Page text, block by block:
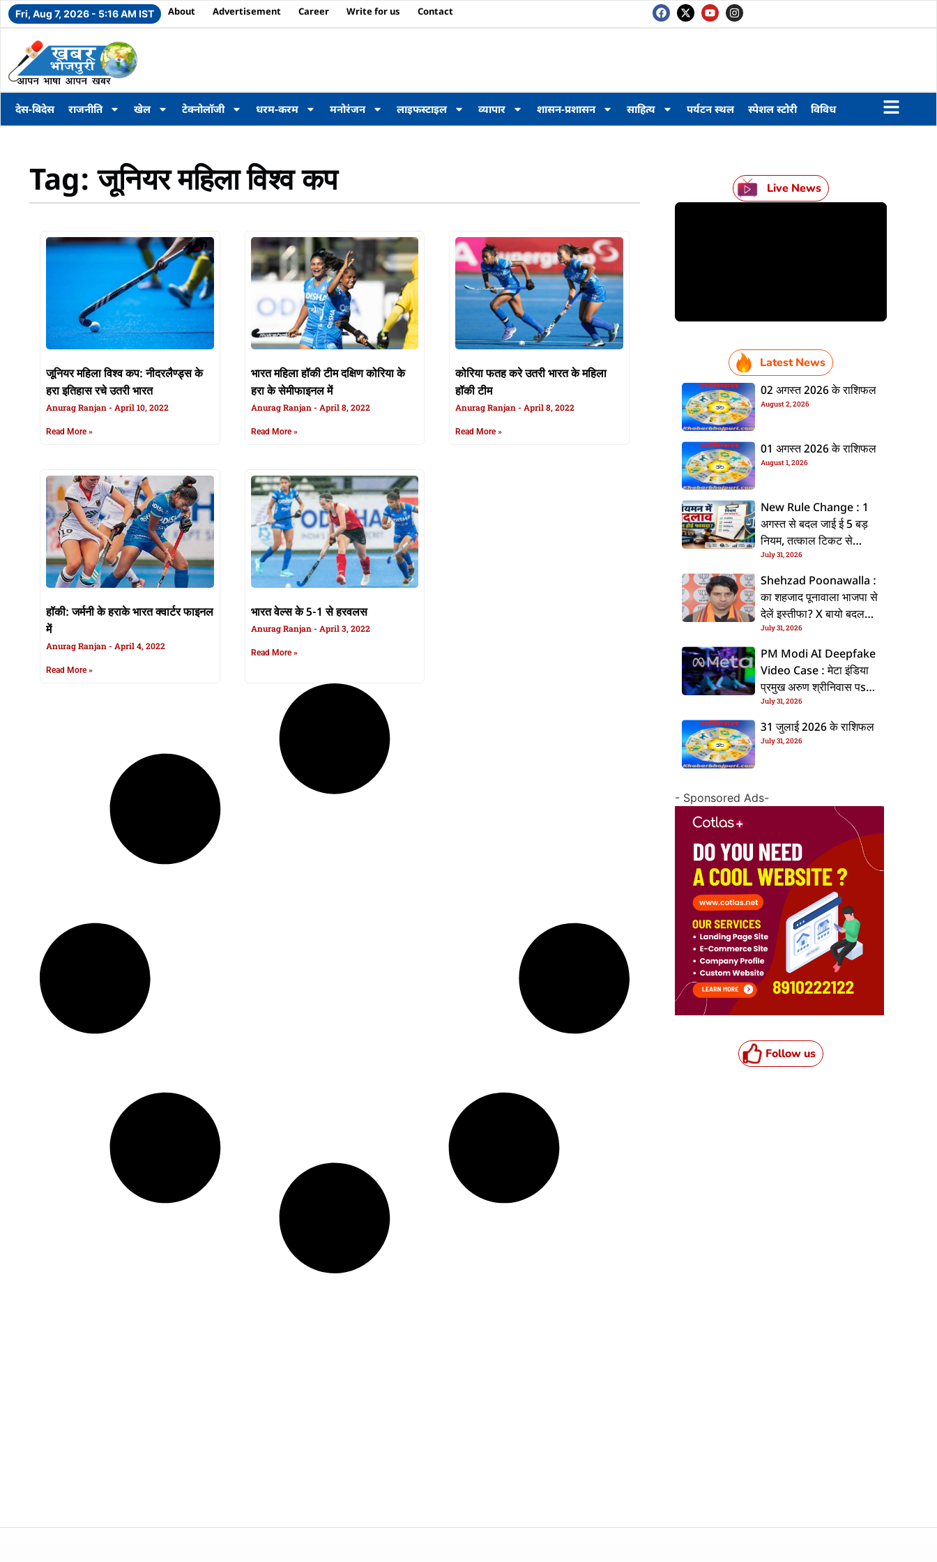
Fri, Aug 7, 2026 - 5:16 AM IST About Advertisement Career Write for us Contact
देस-बिदेस राजनीति खेल टेक्नोलॉजी धरम-करम मनोरंजन लाइफस्टाइल व्यापार शासन-प्रशासन साहित्य पर्यटन स्थल स्पेशल स्टोरी विविध
Tag: जूनियर महिला विश्व कप
जूनियर महिला विश्व कप: नीदरलैण्ड्स के
हरा इतिहास रचे उतरी भारत
Anurag Ranjan April 10, 2022
Read More »
भारत महिला हॉकी टीम दक्षिण कोरिया के
हरा के सेमीफाइनल में
Anurag Ranjan April 8, 2022
Read More »
कोरिया फतह करे उतरी भारत के महिला
हॉकी टीम
Anurag Ranjan April 8, 2022
Read More »
हॉकी: जर्मनी के हराके भारत क्वार्टर फाइनल
में
Anurag Ranjan April 4, 2022
Read More »
भारत वेल्स के 5-1 से हरवलस
Anurag Ranjan April 3, 2022
Read More »
Live News
Latest News
02 अगस्त 2026 के राशिफल
August 2, 2026
01 अगस्त 2026 के राशिफल
August 1, 2026
New Rule Change : 1
अगस्त से बदल जाई ई 5 बड़
नियम, तत्काल टिकट से
CKYC तक जानीं नया अपडेट
July 31, 2026
Shehzad Poonawalla :
का शहजाद पूनावाला भाजपा से
देलें इस्तीफा? X बायो बदलला
के बाद बढ़ल चरचा, जानीं पूरा
ममिला
July 31, 2026
PM Modi AI Deepfake
Video Case : मेटा इंडिया
प्रमुख अरुण श्रीनिवास पs
एफआईआर, जानीं पूरा ममिला
July 31, 2026
31 जुलाई 2026 के राशिफल
July 31, 2026
- Sponsored Ads-
Follow us